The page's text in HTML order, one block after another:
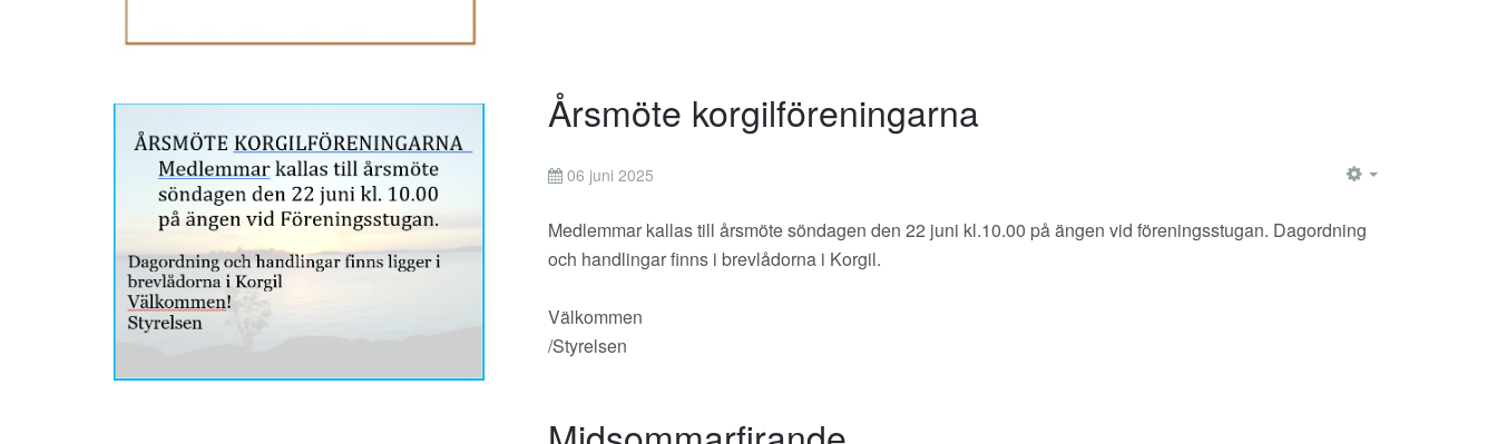
Årsmöte korgilföreningarna
06 juni 2025
Medlemmar kallas till årsmöte söndagen den 22 juni kl.10.00 på ängen vid föreningsstugan. Dagordning
och handlingar finns i brevlådorna i Korgil.
Välkommen
/Styrelsen